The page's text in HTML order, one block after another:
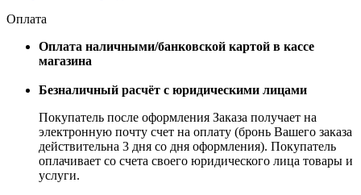
Оплата
Оплата наличными/банковской картой в кассе
магазина
Безналичный расчёт с юридическими лицами
Покупатель после оформления Заказа получает на
электронную почту счет на оплату (бронь Вашего заказа
действительна 3 дня со дня оформления). Покупатель
оплачивает со счета своего юридического лица товары и
услуги.